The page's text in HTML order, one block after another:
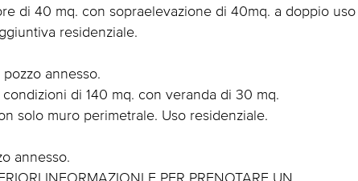
di 40 mq. con sopraelevazione di 40mq. a doppio uso
residenziale.
annesso.
di 140 mq. con veranda di 30 mq.
solo muro perimetrale. Uso residenziale.
annesso.
INFORMAZIONI E PER PRENOTARE UN